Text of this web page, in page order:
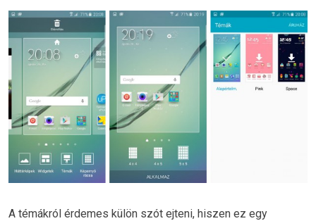
A témákról érdemes külön szót ejteni, hiszen ez egy